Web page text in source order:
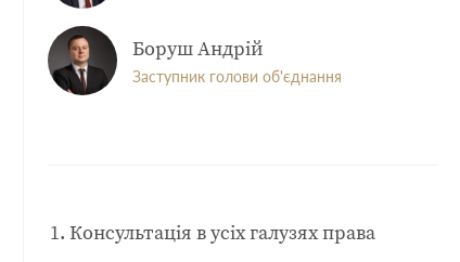
Боруш Андрій
Заступник голови об'єднання
Консультація в усіх галузях права